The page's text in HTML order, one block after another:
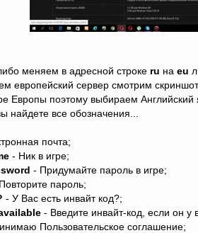
меняем в адресной строке ru на eu
европейский сервер смотрим
Европы поэтому выбираем Английский
найдете все обозначения...
почта;
- Ник в игре;
- Придумайте пароль в игре;
пароль;
- У Вас есть инвайт код?;
- Введите инвайт-код, если он у
Пользовательское соглашение;